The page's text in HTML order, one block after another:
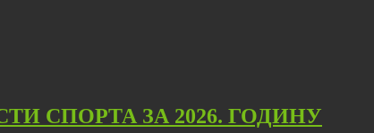
СПОРТА ЗА 2026. ГОДИНУ